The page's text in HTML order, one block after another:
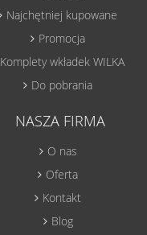
Najchętniej kupowane
Promocja
Komplety wkładek WILKA
Do pobrania
NASZA FIRMA
O nas
Oferta
Kontakt
Blog